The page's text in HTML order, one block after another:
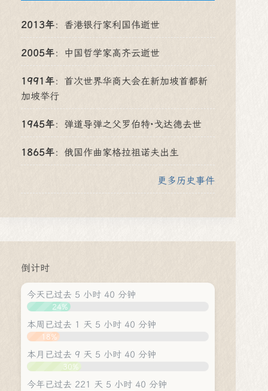
2013年： 香港银行家利国伟逝世
2005年： 中国哲学家高齐云逝世
1991年： 首次世界华商大会在新加坡首都新
加坡举行
1945年： 弹道导弹之父罗伯特·戈达德去世
1865年： 俄国作曲家格拉祖诺夫出生
更多历史事件
倒计时
今天已过去 5 小时 40 分钟
24%
本周已过去 1 天 5 小时 40 分钟
18%
本月已过去 9 天 5 小时 40 分钟
30%
今年已过去 221 天 5 小时 40 分钟